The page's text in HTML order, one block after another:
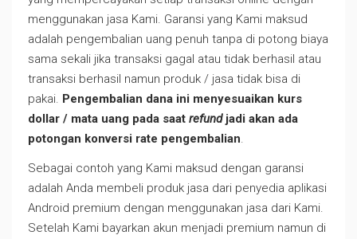
menggunakan jasa Kami. Garansi yang Kami maksud
adalah pengembalian uang penuh tanpa di potong biaya
sama sekali jika transaksi gagal atau tidak berhasil atau
transaksi berhasil namun produk / jasa tidak bisa di
pakai. Pengembalian dana ini menyesuaikan kurs
dollar / mata uang pada saat refundjadi akan ada
potongan konversi rate pengembalian.
Sebagai contoh yang Kami maksud dengan garansi
adalah Anda membeli produk jasa dari penyedia aplikasi
Android premium dengan menggunakan jasa dari Kami.
Setelah Kami bayarkan akun menjadi premium namun di